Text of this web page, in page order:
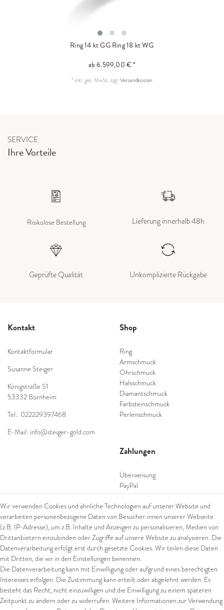
Ring 14 kt GGRing 18 kt WG
ab 6.599,00 € *
* inkl. ges. MwSt.zzgl.Versandkosten
SERVICE
Ihre Vorteile
Risikolose Bestellung Lieferung innerhalb 48h
Geprüfte Qualität Unkomplizierte Rückgabe
Kontakt
Kontaktformular
Susanne Steiger
Königstraße 51
53332 Bornheim
Tel.: 022229397468
E-Mail: info@steiger-gold.com
Shop
Ring
Armschmuck
Ohrschmuck
Halsschmuck
Diamantschmuck
Farbsteinschmuck
Perlenschmuck
Zahlungen
Überweisung
PayPal
SEPA Lastschrift
giropay
Kreditkarte
Versand
UPS
FedEx
Wir verwenden Cookies und ähnliche Technologien auf unserer Website und
verarbeiten personenbezogene Daten von Besucher:innen unserer Webseite
(z.B. IP-Adresse), um z.B. Inhalte und Anzeigen zu personalisieren, Medien von
Drittanbietern einzubinden oder Zugriffe auf unsere Website zu analysieren. Die
Datenverarbeitung erfolgt erst durch gesetzte Cookies. Wir teilen diese Daten
mit Dritten, die wir in den Einstellungen benennen.
Die Datenverarbeitung kann mit Einwilligung oder aufgrund eines berechtigten
Interesses erfolgen. Die Zustimmung kann erteilt oder abgelehnt werden. Es
besteht das Recht, nicht einzuwilligen und die Einwilligung zu einem späteren
Zeitpunkt zu ändern oder zu widerrufen. Weitere Informationen zur Verwendung